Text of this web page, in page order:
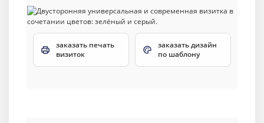
заказать печать
визиток
заказать дизайн
по шаблону